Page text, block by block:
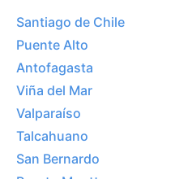
Santiago de Chile
Puente Alto
Antofagasta
Viña del Mar
Valparaíso
Talcahuano
San Bernardo